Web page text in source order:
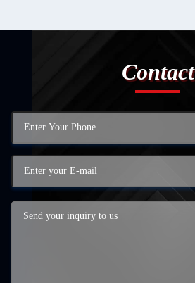
Contact